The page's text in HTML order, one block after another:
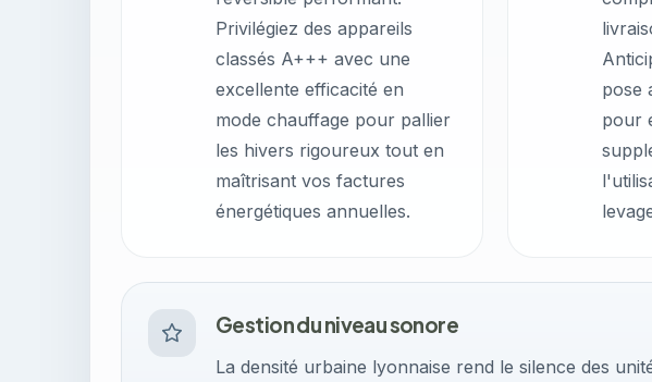
Privilégiez des appareils
classés A+++ avec une
excellente efficacité en
mode chauffage pour pallier
les hivers rigoureux tout en
maîtrisant vos factures
énergétiques annuelles.
pose
pour
Gestion du niveau sonore
La densité urbaine lyonnaise rend le silence des